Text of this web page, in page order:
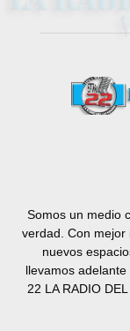
Somos un medio
verdad. Con mejor
nuevos
llevamos
22 LA RADIO